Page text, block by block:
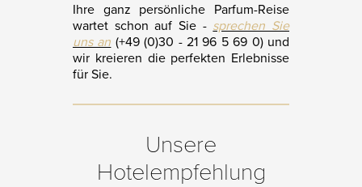
Ihre ganz persönliche Parfum-Reise
wartet schon auf Sie - sprechen Sie
uns an (+49 (0)30 - 21 96 5 69 0) und
wir kreieren die perfekten Erlebnisse
für Sie.
Unsere
Hotelempfehlung